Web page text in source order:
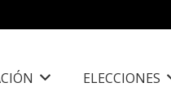
ELECCIONES